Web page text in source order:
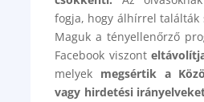
fogja, hogy álhírrel találták
Maguk a tényellenőrző
Facebook viszont
melyek megsértik a
vagy hirdetési